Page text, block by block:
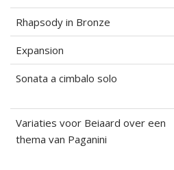
Rhapsody in Bronze
Expansion
Sonata a cimbalo solo
Variaties voor Beiaard over een
thema van Paganini